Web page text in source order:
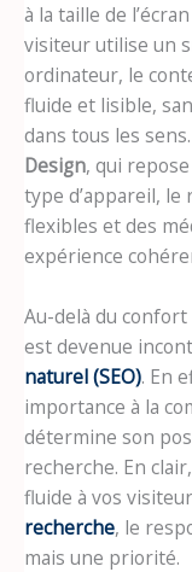
à la taille de
visiteur utilise un
ordinateur, le
fluide et lisible,
dans tous les
Design, qui
type d’appareil,
flexibles et des
expérience
Au-delà du
est devenue
naturel(SEO). En
importance à la
détermine son
recherche. En
fluide à vos
recherche, le
mais une priorité.